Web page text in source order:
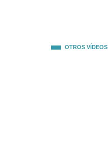
OTROS VÍDEOS